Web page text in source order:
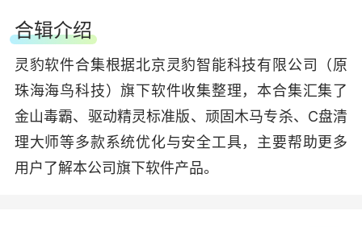
合辑介绍
灵豹软件合集根据北京灵豹智能科技有限公司（原
珠海海鸟科技）旗下软件收集整理，本合集汇集了
金山毒霸、驱动精灵标准版、顽固木马专杀、C盘清
理大师等多款系统优化与安全工具，主要帮助更多
用户了解本公司旗下软件产品。